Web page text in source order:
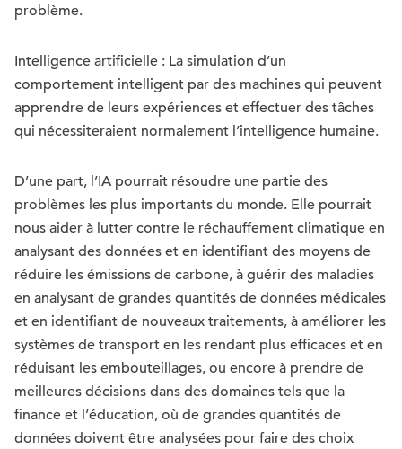
problème.
Intelligence artificielle : La simulation d’un
comportement intelligent par des machines qui peuvent
apprendre de leurs expériences et effectuer des tâches
qui nécessiteraient normalement l’intelligence humaine.
D’une part, l’IA pourrait résoudre une partie des
problèmes les plus importants du monde. Elle pourrait
nous aider à lutter contre le réchauffement climatique en
analysant des données et en identifiant des moyens de
réduire les émissions de carbone, à guérir des maladies
en analysant de grandes quantités de données médicales
et en identifiant de nouveaux traitements, à améliorer les
systèmes de transport en les rendant plus efficaces et en
réduisant les embouteillages, ou encore à prendre de
meilleures décisions dans des domaines tels que la
finance et l’éducation, où de grandes quantités de
données doivent être analysées pour faire des choix